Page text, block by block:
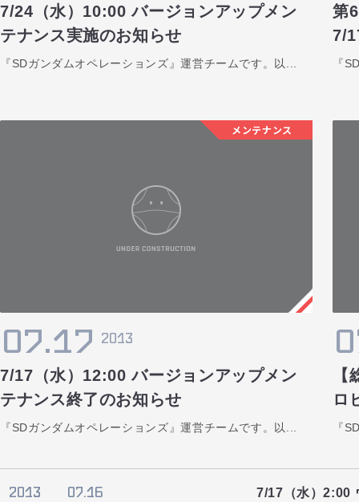
7/24（水）10:00 バージョンアップメン
テナンス実施のお知らせ
『SDガンダムオペレーションズ』運営チームです。以...
第
7/
『
メンテナンス
07.17 2013
7/17（水）12:00 バージョンアップメン
テナンス終了のお知らせ
『SDガンダムオペレーションズ』運営チームです。以...
ロ
『
2013 07.16 7/17（水）2:00